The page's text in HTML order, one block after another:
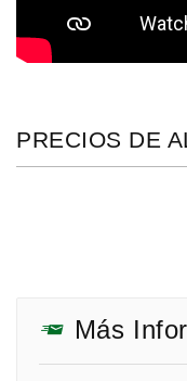
PRECIOS DE
Más